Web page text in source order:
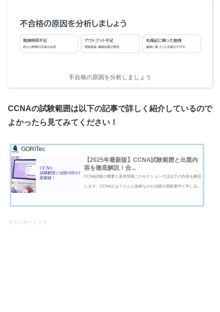
不合格の原因を分析しましょう
CCNAの試験範囲は以下の記事で詳しく紹介しているので
よかったら見てみてください！
GORITec
【2025年最新版】CCNA試験範囲と出題内
容を徹底解説！合...
CCNA試験の概要と基本情報このセクションでは以下の内容を解説
します。CCNAとは？どんな資格なのか試験の受験要件と申し込み
どんな資格なのかCCNA（Cisco Certified Network Associate）は、
スポンサーリンク